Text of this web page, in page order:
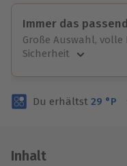
Immer das
Große Auswahl,
Sicherheit
Volle Flexibilität
3 Jahre gültig &
Du erhältst 29 °P
Inhalt